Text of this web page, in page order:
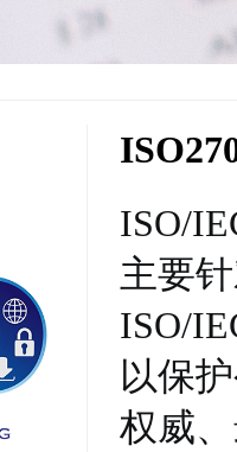
ISO/
主要
ISO/
以保
权威